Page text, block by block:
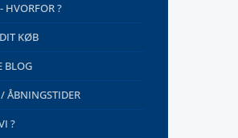
HVORFOR ?
KØB
BLOG
ÅBNINGSTIDER
?